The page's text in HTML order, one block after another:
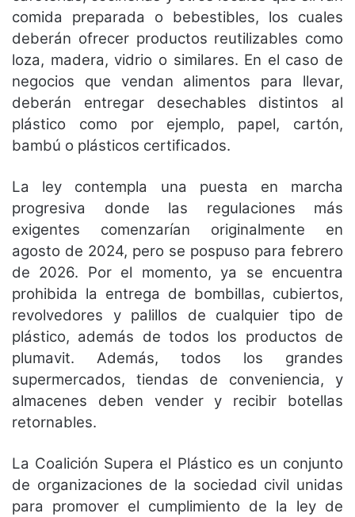
comida preparada o bebestibles, los cuales
deberán ofrecer productos reutilizables como
loza, madera, vidrio o similares. En el caso de
negocios que vendan alimentos para llevar,
deberán entregar desechables distintos al
plástico como por ejemplo, papel, cartón,
bambú o plásticos certificados.
La ley contempla una puesta en marcha
progresiva donde las regulaciones más
exigentes comenzarían originalmente en
agosto de 2024, pero se pospuso para febrero
de 2026. Por el momento, ya se encuentra
prohibida la entrega de bombillas, cubiertos,
revolvedores y palillos de cualquier tipo de
plástico, además de todos los productos de
plumavit. Además, todos los grandes
supermercados, tiendas de conveniencia, y
almacenes deben vender y recibir botellas
retornables.
La Coalición Supera el Plástico es un conjunto
de organizaciones de la sociedad civil unidas
para promover el cumplimiento de la ley de